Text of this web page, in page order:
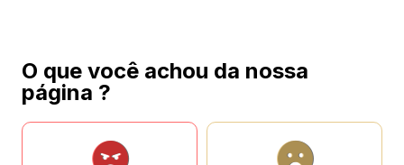
O que você achou da nossa
página ?